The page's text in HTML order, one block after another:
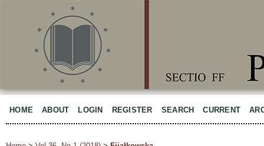
HOME ABOUT LOGIN REGISTER SEARCH CURRENT